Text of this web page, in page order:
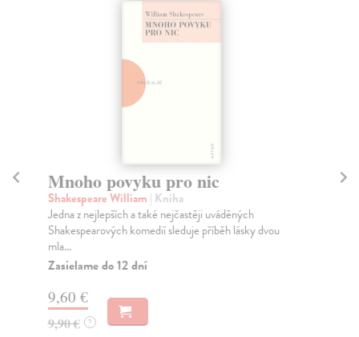
Mnoho povyku pro nic
Shakespeare William | Kniha
Jedna z nejlepších a také nejčastěji uváděných
Shakespearových komedií sleduje příběh lásky dvou
mla...
Zasielame do 12 dní
9,60 €
9,90 € ?